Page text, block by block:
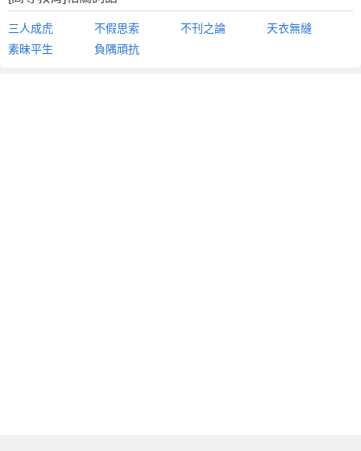
三人成虎 不假思索 不刊之論
天衣無縫
素昧平生
負隅頑抗